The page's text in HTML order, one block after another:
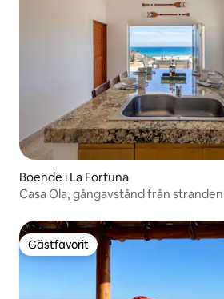
Boende i La Fortuna
Casa Ola, gångavstånd från
Gästfavorit
Gästfavorit